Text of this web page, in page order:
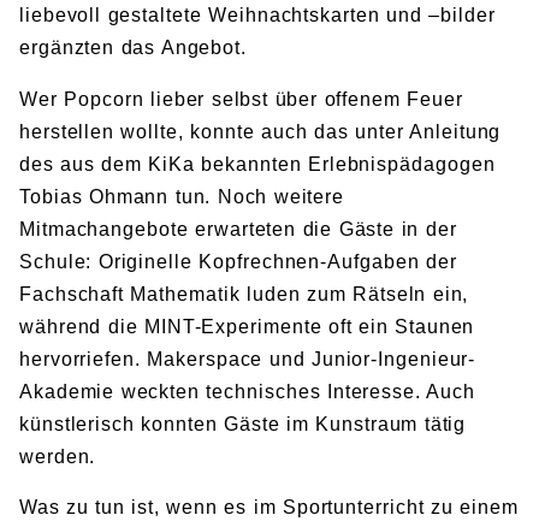
liebevoll gestaltete Weihnachtskarten und –bilder
ergänzten das Angebot.
Wer Popcorn lieber selbst über offenem Feuer
herstellen wollte, konnte auch das unter Anleitung
des aus dem Ki Ka bekannten Erlebnispädagogen
Tobias Ohmann tun. Noch weitere
Mitmachangebote erwarteten die Gäste in der
Schule: Originelle Kopfrechnen-Aufgaben der
Fachschaft Mathematik luden zum Rätseln ein,
während die MINT-Experimente oft ein Staunen
hervorriefen. Makerspace und Junior-Ingenieur-
Akademie weckten technisches Interesse. Auch
künstlerisch konnten Gäste im Kunstraum tätig
werden.
Was zu tun ist, wenn es im Sportunterricht zu einem